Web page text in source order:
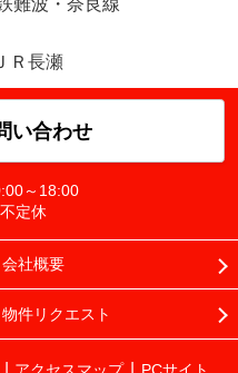
ＪＲ長瀬
い合わせ
～18:00
不定休
会社概要
物件リクエスト
アクセスマップ PCサイト